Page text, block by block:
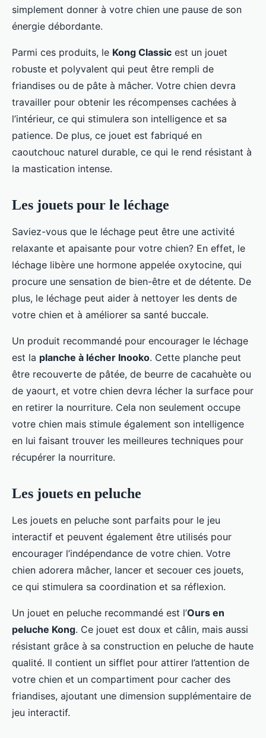
simplement donner à votre chien une pause de son
énergie débordante.
Parmi ces produits, le Kong Classic est un jouet
robuste et polyvalent qui peut être rempli de
friandises ou de pâte à mâcher. Votre chien devra
travailler pour obtenir les récompenses cachées à
l’intérieur, ce qui stimulera son intelligence et sa
patience. De plus, ce jouet est fabriqué en
caoutchouc naturel durable, ce qui le rend résistant à
la mastication intense.
Les jouets pour le léchage
Saviez-vous que le léchage peut être une activité
relaxante et apaisante pour votre chien? En effet, le
léchage libère une hormone appelée oxytocine, qui
procure une sensation de bien-être et de détente. De
plus, le léchage peut aider à nettoyer les dents de
votre chien et à améliorer sa santé buccale.
Un produit recommandé pour encourager le léchage
est la planche à lécher Inooko. Cette planche peut
être recouverte de pâtée, de beurre de cacahuète ou
de yaourt, et votre chien devra lécher la surface pour
en retirer la nourriture. Cela non seulement occupe
votre chien mais stimule également son intelligence
en lui faisant trouver les meilleures techniques pour
récupérer la nourriture.
Les jouets en peluche
Les jouets en peluche sont parfaits pour le jeu
interactif et peuvent également être utilisés pour
encourager l’indépendance de votre chien. Votre
chien adorera mâcher, lancer et secouer ces jouets,
ce qui stimulera sa coordination et sa réflexion.
Un jouet en peluche recommandé est l’Ours en
peluche Kong. Ce jouet est doux et câlin, mais aussi
résistant grâce à sa construction en peluche de haute
qualité. Il contient un sifflet pour attirer l’attention de
votre chien et un compartiment pour cacher des
friandises, ajoutant une dimension supplémentaire de
jeu interactif.